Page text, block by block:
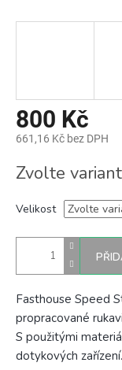
800 Kč
661,16 Kč bez DPH
cena:
Zvolte
Velikost
Fasthouse Speed
propracované
S použitými
dotykových zařízení.